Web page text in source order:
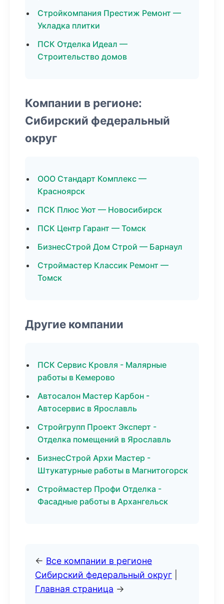
Стройкомпания Престиж Ремонт —
Укладка плитки
ПСК Отделка Идеал —
Строительство домов
Компании в регионе:
Сибирский федеральный
округ
ООО Стандарт Комплекс —
Красноярск
ПСК Плюс Уют — Новосибирск
ПСК Центр Гарант — Томск
БизнесСтрой Дом Строй — Барнаул
Строймастер Классик Ремонт —
Томск
Другие компании
ПСК Сервис Кровля - Малярные
работы в Кемерово
Автосалон Мастер Карбон -
Автосервис в Ярославль
Стройгрупп Проект Эксперт -
Отделка помещений в Ярославль
БизнесСтрой Архи Мастер -
Штукатурные работы в Магнитогорск
Строймастер Профи Отделка -
Фасадные работы в Архангельск
← Все компании в регионе
Сибирский федеральный округ
Главная страница →